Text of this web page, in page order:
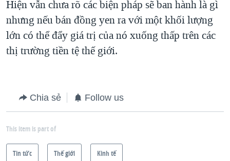
BÊN KIA QUỐC LỘ: TIẾNG VỌNG TỪ NÔNG THÔN MỸ
QUAN HỆ VIỆT MỸ
Hiện vẫn chưa rõ các biện pháp sẽ ban hành là gì
nhưng nếu bán đồng yen ra với một khối lượng
lớn có thể đẩy giá trị của nó xuống thấp trên các
thị trường tiền tệ thế giới.
Chia sẻ Follow us
This item is part of
Tin tức Thế giới Kinh tế